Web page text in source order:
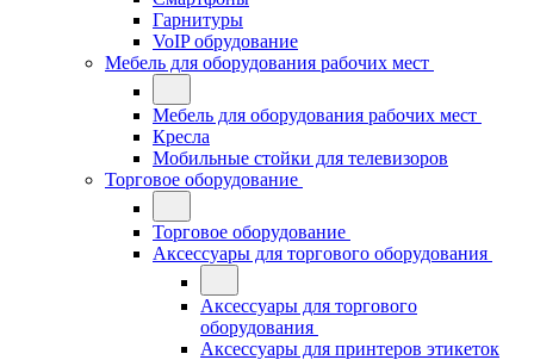
Гарнитуры
VoIP обрудование
Мебель для оборудования рабочих мест
Мебель для оборудования рабочих мест
Кресла
Мобильные стойки для телевизоров
Торговое оборудование
Торговое оборудование
Аксессуары для торгового оборудования
Аксессуары для торгового
оборудования
Аксессуары для принтеров этикеток